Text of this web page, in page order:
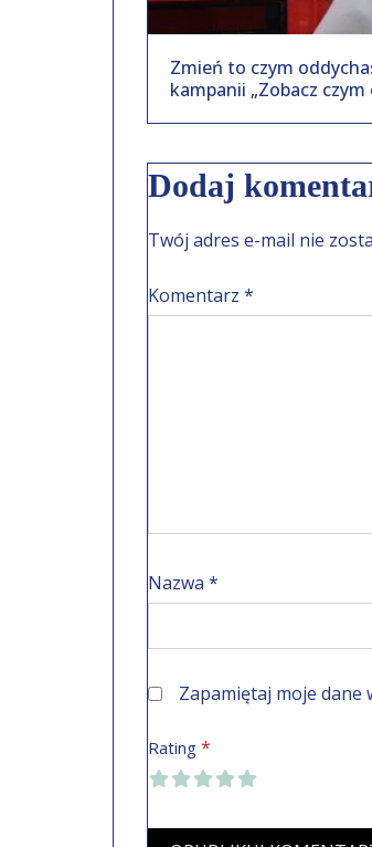
Zmień to czym
kampanii „Zobacz czym
Dodaj
Twój adres e-mail nie
Komentarz *
Nazwa *
Zapamiętaj moje dane
Rating *